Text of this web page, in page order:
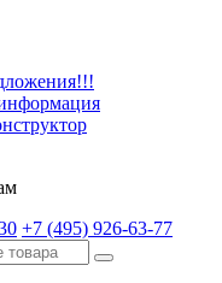
+7 (495) 926-63-77